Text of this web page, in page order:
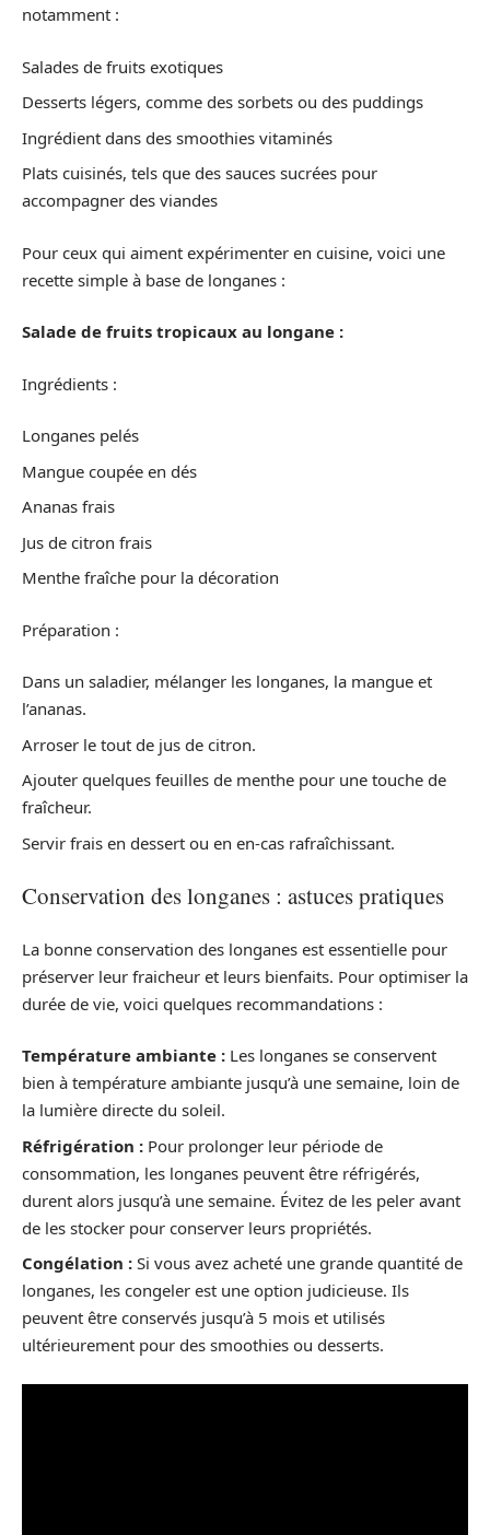
notamment :
Salades de fruits exotiques
Desserts légers, comme des sorbets ou des puddings
Ingrédient dans des smoothies vitaminés
Plats cuisinés, tels que des sauces sucrées pour
accompagner des viandes
Pour ceux qui aiment expérimenter en cuisine, voici une
recette simple à base de longanes :
Salade de fruits tropicaux au longane :
Ingrédients :
Longanes pelés
Mangue coupée en dés
Ananas frais
Jus de citron frais
Menthe fraîche pour la décoration
Préparation :
Dans un saladier, mélanger les longanes, la mangue et
l’ananas.
Arroser le tout de jus de citron.
Ajouter quelques feuilles de menthe pour une touche de
fraîcheur.
Servir frais en dessert ou en en-cas rafraîchissant.
Conservation des longanes : astuces pratiques
La bonne conservation des longanes est essentielle pour
préserver leur fraicheur et leurs bienfaits. Pour optimiser la
durée de vie, voici quelques recommandations :
Température ambiante : Les longanes se conservent
bien à température ambiante jusqu’à une semaine, loin de
la lumière directe du soleil.
Réfrigération : Pour prolonger leur période de
consommation, les longanes peuvent être réfrigérés,
durent alors jusqu’à une semaine. Évitez de les peler avant
de les stocker pour conserver leurs propriétés.
Congélation : Si vous avez acheté une grande quantité de
longanes, les congeler est une option judicieuse. Ils
peuvent être conservés jusqu’à 5 mois et utilisés
ultérieurement pour des smoothies ou desserts.